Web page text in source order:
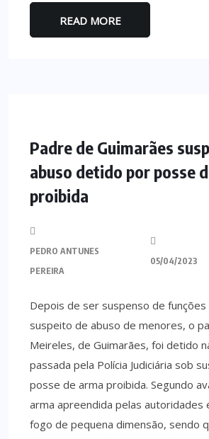
READ MORE
Padre de Guimarães
abuso detido por posse
proibida
PEDRO ANTUNES
PEREIRA
05/04/2023
Depois de ser suspenso de
suspeito de abuso de menores, o
Meireles, de Guimarães, foi detido
passada pela Polícia Judiciária sob
posse de arma proibida. Segundo
arma apreendida pelas autoridades
fogo de pequena dimensão, sendo